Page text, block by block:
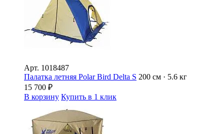
Арт. 1018487
Палатка летняя Polar Bird Delta S 200 см · 5.6 кг
15 700 ₽
В корзину Купить в 1 клик